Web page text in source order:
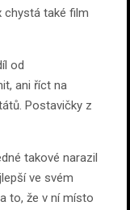
chystá také film
od
ani říct na
Postavičky z
takové narazil
ve svém
to, že v ní místo